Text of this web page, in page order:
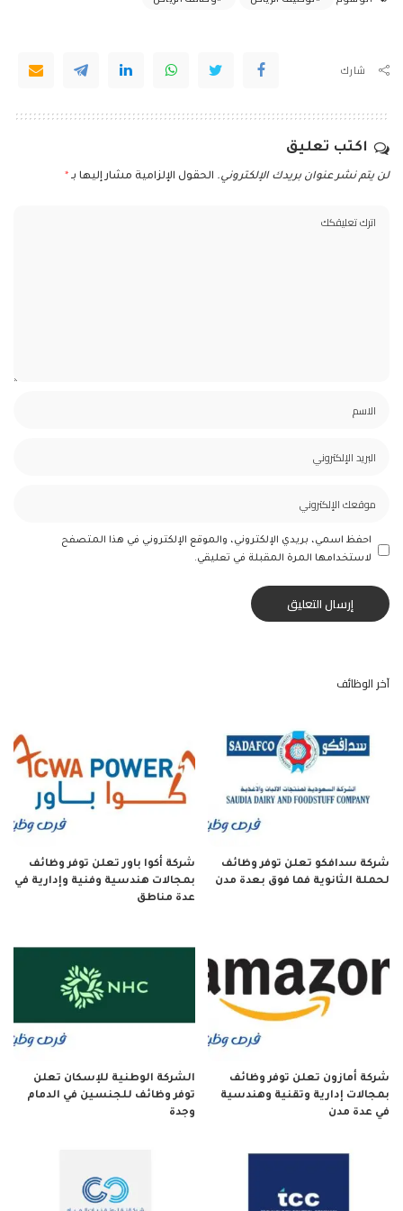
شارك
اكتب تعليق
لن يتم نشر عنوان بريدك الإلكتروني. الحقول الإلزامية مشار إليها بـ *
احفظ اسمي، بريدي الإلكتروني، والموقع الإلكتروني في هذا المتصفح
لاستخدامها المرة المقبلة في تعليقي.
آخر الوظائف
شركة سدافكو تعلن توفر وظائف
لحملة الثانوية فما فوق بعدة مدن
شركة أكوا باور تعلن توفر وظائف
بمجالات هندسية وفنية وإدارية في
عدة مناطق
شركة أمازون تعلن توفر وظائف
بمجالات إدارية وتقنية وهندسية
في عدة مدن
الشركة الوطنية للإسكان تعلن
توفر وظائف للجنسين في الدمام
وجدة